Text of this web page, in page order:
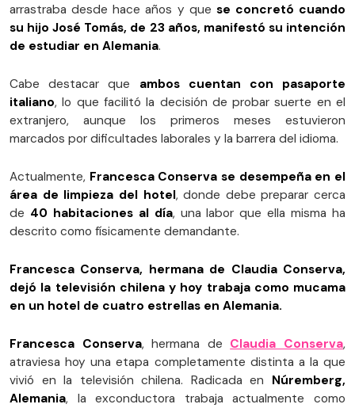
arrastraba desde hace años y que se concretó cuando
su hijo José Tomás, de 23 años, manifestó su intención
de estudiar en Alemania.
Cabe destacar que ambos cuentan con pasaporte
italiano, lo que facilitó la decisión de probar suerte en el
extranjero, aunque los primeros meses estuvieron
marcados por dificultades laborales y la barrera del idioma.
Actualmente, Francesca Conserva se desempeña en el
área de limpieza del hotel, donde debe preparar cerca
de 40 habitaciones al día, una labor que ella misma ha
descrito como físicamente demandante.
Francesca Conserva, hermana de Claudia Conserva,
dejó la televisión chilena y hoy trabaja como mucama
en un hotel de cuatro estrellas en Alemania.
Francesca Conserva, hermana de Claudia Conserva,
atraviesa hoy una etapa completamente distinta a la que
vivió en la televisión chilena. Radicada en Núremberg,
Alemania, la exconductora trabaja actualmente como